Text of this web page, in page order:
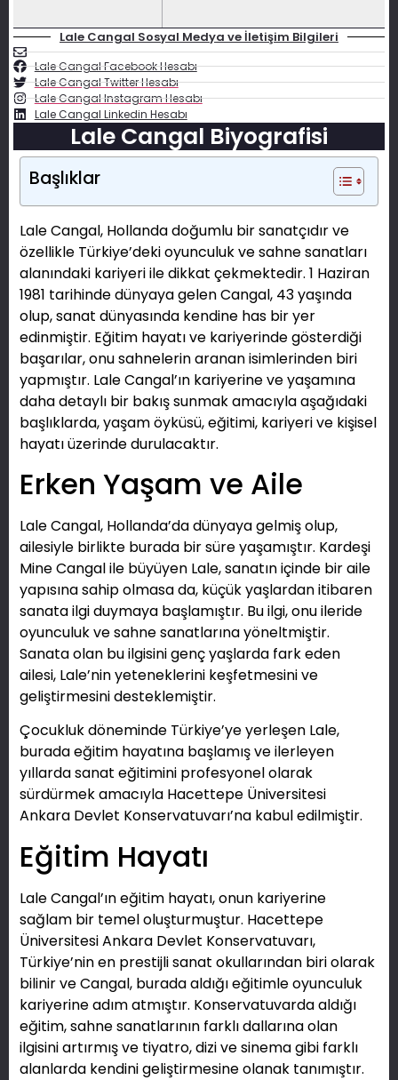
Lale Cangal Sosyal Medya ve İletişim Bilgileri
Lale Cangal Facebook Hesabı
Lale Cangal Twitter Hesabı
Lale Cangal Instagram Hesabı
Lale Cangal Linkedin Hesabı
Lale Cangal Biyografisi
Başlıklar
Lale Cangal, Hollanda doğumlu bir sanatçıdır ve
özellikle Türkiye’deki oyunculuk ve sahne sanatları
alanındaki kariyeri ile dikkat çekmektedir. 1 Haziran
1981 tarihinde dünyaya gelen Cangal, 43 yaşında
olup, sanat dünyasında kendine has bir yer
edinmiştir. Eğitim hayatı ve kariyerinde gösterdiği
başarılar, onu sahnelerin aranan isimlerinden biri
yapmıştır. Lale Cangal’ın kariyerine ve yaşamına
daha detaylı bir bakış sunmak amacıyla aşağıdaki
başlıklarda, yaşam öyküsü, eğitimi, kariyeri ve kişisel
hayatı üzerinde durulacaktır.
Erken Yaşam ve Aile
Lale Cangal, Hollanda’da dünyaya gelmiş olup,
ailesiyle birlikte burada bir süre yaşamıştır. Kardeşi
Mine Cangal ile büyüyen Lale, sanatın içinde bir aile
yapısına sahip olmasa da, küçük yaşlardan itibaren
sanata ilgi duymaya başlamıştır. Bu ilgi, onu ileride
oyunculuk ve sahne sanatlarına yöneltmiştir.
Sanata olan bu ilgisini genç yaşlarda fark eden
ailesi, Lale’nin yeteneklerini keşfetmesini ve
geliştirmesini desteklemiştir.
Çocukluk döneminde Türkiye’ye yerleşen Lale,
burada eğitim hayatına başlamış ve ilerleyen
yıllarda sanat eğitimini profesyonel olarak
sürdürmek amacıyla Hacettepe Üniversitesi
Ankara Devlet Konservatuvarı’na kabul edilmiştir.
Eğitim Hayatı
Lale Cangal’ın eğitim hayatı, onun kariyerine
sağlam bir temel oluşturmuştur. Hacettepe
Üniversitesi Ankara Devlet Konservatuvarı,
Türkiye’nin en prestijli sanat okullarından biri olarak
bilinir ve Cangal, burada aldığı eğitimle oyunculuk
kariyerine adım atmıştır. Konservatuvarda aldığı
eğitim, sahne sanatlarının farklı dallarına olan
ilgisini artırmış ve tiyatro, dizi ve sinema gibi farklı
alanlarda kendini geliştirmesine olanak tanımıştır.